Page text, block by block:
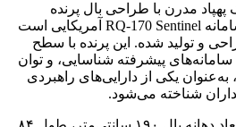
بدانیم: شاهد‑۱۷۱ یک پهپاد مدرن با طراحی بال پرنده
(Flying Wing) و الهام از سامانه RQ‑170 Sentinel آمریکایی است
و تولید شده. این پرنده با سطح
سامانه‌های پیشرفته شناسایی، و توان
یکی از دارایی‌های راهبردی
شناخته می‌شود.